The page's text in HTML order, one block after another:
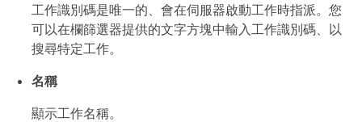
工作識別碼是唯一的、會在伺服器啟動工作時指派。您
可以在欄篩選器提供的文字方塊中輸入工作識別碼、以
搜尋特定工作。
名稱
顯示工作名稱。